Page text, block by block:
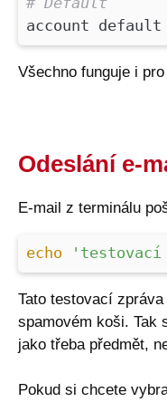
account default
Všechno funguje i pro
Odeslání e-
E-mail z terminálu
echo 'testovací
Tato testovací
spamovém koši. Tak
jako třeba předmět,
Pokud si chcete